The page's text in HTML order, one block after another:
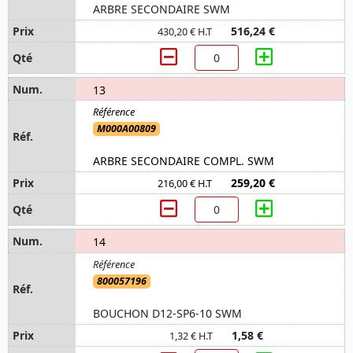
ARBRE SECONDAIRE SWM
430,20 € H.T 516,24 €
13
M000A00809
ARBRE SECONDAIRE COMPL. SWM
216,00 € H.T 259,20 €
14
800057196
BOUCHON D12-SP6-10 SWM
1,32 € H.T 1,58 €